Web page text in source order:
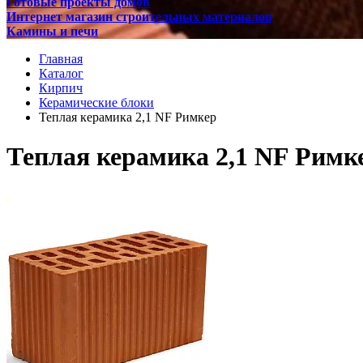
Интернет магазин строительных материалов
Камины и печи
Главная
Каталог
Кирпич
Керамические блоки
Теплая керамика 2,1 NF Римкер
Теплая керамика 2,1 NF